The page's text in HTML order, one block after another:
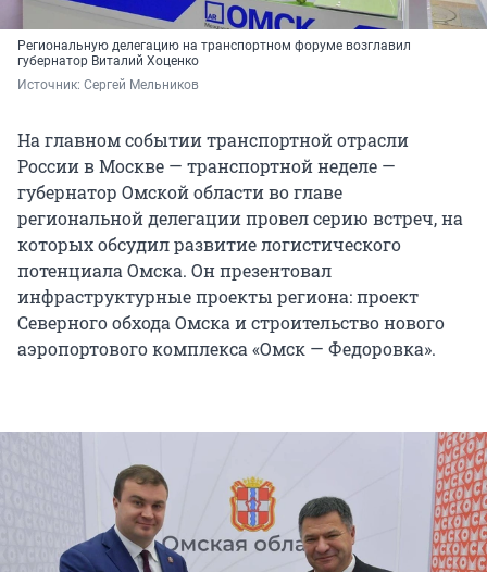
Региональную делегацию на транспортном форуме возглавил
губернатор Виталий Хоценко
Источник: Сергей Мельников
На главном событии транспортной отрасли
России в Москве — транспортной неделе —
губернатор Омской области во главе
региональной делегации провел серию встреч, на
которых обсудил развитие логистического
потенциала Омска. Он презентовал
инфраструктурные проекты региона: проект
Северного обхода Омска и строительство нового
аэропортового комплекса «Омск — Федоровка».